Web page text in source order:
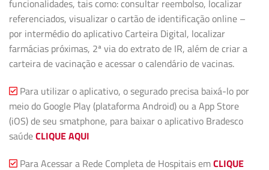
funcionalidades, tais como: consultar reembolso, localizar
referenciados, visualizar o cartão de identificação online –
por intermédio do aplicativo Carteira Digital, localizar
farmácias próximas, 2ª via do extrato de IR, além de criar a
carteira de vacinação e acessar o calendário de vacinas.
Para utilizar o aplicativo, o segurado precisa baixá-lo por
meio do Google Play (plataforma Android) ou a App Store
(iOS) de seu smatphone, para baixar o aplicativo Bradesco
saúdeCLIQUE AQUI
Para Acessar a Rede Completa de Hospitais emCLIQUE